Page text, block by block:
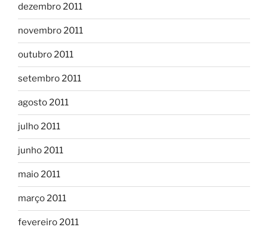
dezembro 2011
novembro 2011
outubro 2011
setembro 2011
agosto 2011
julho 2011
junho 2011
maio 2011
março 2011
fevereiro 2011